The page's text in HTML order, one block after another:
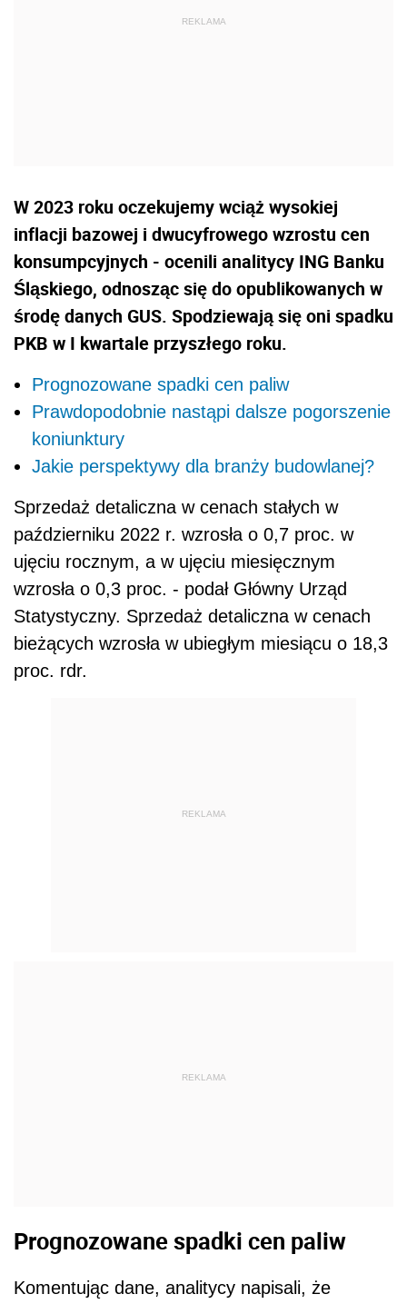
W 2023 roku oczekujemy wciąż wysokiej
inflacji bazowej i dwucyfrowego wzrostu cen
konsumpcyjnych - ocenili analitycy ING Banku
Śląskiego, odnosząc się do opublikowanych w
środę danych GUS. Spodziewają się oni spadku
PKB w I kwartale przyszłego roku.
Prognozowane spadki cen paliw
Prawdopodobnie nastąpi dalsze pogorszenie
koniunktury
Jakie perspektywy dla branży budowlanej?
Sprzedaż detaliczna w cenach stałych w
październiku 2022 r. wzrosła o 0,7 proc. w
ujęciu rocznym, a w ujęciu miesięcznym
wzrosła o 0,3 proc. - podał Główny Urząd
Statystyczny. Sprzedaż detaliczna w cenach
bieżących wzrosła w ubiegłym miesiącu o 18,3
proc. rdr.
REKLAMA
REKLAMA
Prognozowane spadki cen paliw
Komentując dane, analitycy napisali, że